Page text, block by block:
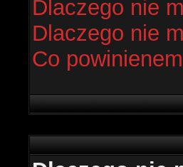
Dlaczego nie
Dlaczego nie
Co